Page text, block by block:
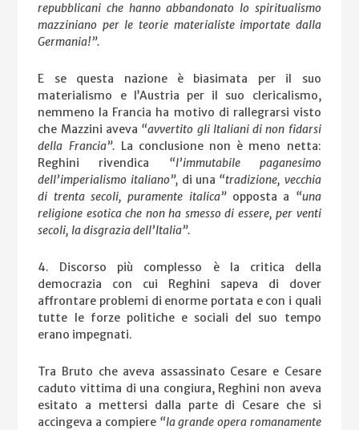
repubblicani che hanno abbandonato lo spiritualismo
mazziniano per le teorie materialiste importate dalla
Germania!”.
E se questa nazione è biasimata per il suo
materialismo e l’Austria per il suo clericalismo,
nemmeno la Francia ha motivo di rallegrarsi visto
che Mazzini aveva “avvertito gli Italiani di non fidarsi
della Francia”. La conclusione non è meno netta:
Reghini rivendica “l’immutabile paganesimo
dell’imperialismo italiano”, di una “tradizione, vecchia
di trenta secoli, puramente italica” opposta a “una
religione esotica che non ha smesso di essere, per venti
secoli, la disgrazia dell’Italia”.
4. Discorso più complesso è la critica della
democrazia con cui Reghini sapeva di dover
affrontare problemi di enorme portata e con i quali
tutte le forze politiche e sociali del suo tempo
erano impegnati.
Tra Bruto che aveva assassinato Cesare e Cesare
caduto vittima di una congiura, Reghini non aveva
esitato a mettersi dalla parte di Cesare che si
accingeva a compiere “la grande opera romanamente